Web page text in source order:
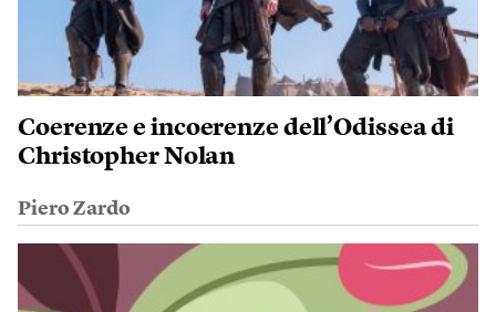
Coerenze e incoerenze dell’Odissea di
Christopher Nolan
Piero Zardo